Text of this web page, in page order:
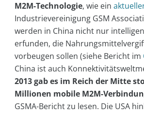
M2M-Technologie, wie ein
Industrievereinigung GSM
werden in China nicht nur
erfunden, die
vorbeugen sollen (siehe Bericht im
China ist auch
2013 gab es im Reich der Mitte
Millionen mobile M2M-
GSMA-Bericht zu lesen. Die USA